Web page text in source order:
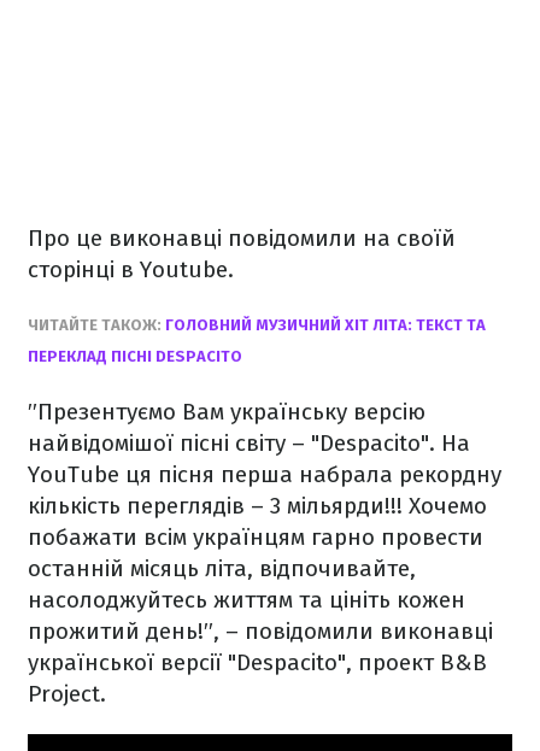
Про це виконавці повідомили на своїй
сторінці в Youtube.
ЧИТАЙТЕ ТАКОЖ: ГОЛОВНИЙ МУЗИЧНИЙ ХІТ ЛІТА: ТЕКСТ ТА
ПЕРЕКЛАД ПІСНІ DESPACITO
′′Презентуємо Вам українську версію
найвідомішої пісні світу – "Despacito". На
YouTube ця пісня перша набрала рекордну
кількість переглядів – 3 мільярди!!! Хочемо
побажати всім українцям гарно провести
останній місяць літа, відпочивайте,
насолоджуйтесь життям та цініть кожен
прожитий день!′′, – повідомили виконавці
української версії "Despacito", проект B&B
Project.